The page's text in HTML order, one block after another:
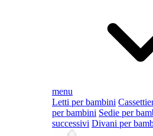
menu
Letti per bambini
per bambini Sedie per
successivi Divani per